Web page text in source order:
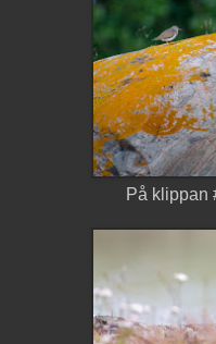
På klippan